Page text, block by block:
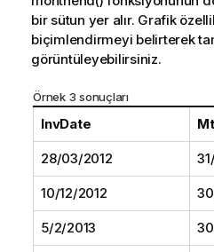
bir sütun yer alır. Grafik
biçimlendirmeyi belirterek
görüntüleyebilirsiniz.
Örnek 3 sonuçları
InvDate
28/03/2012
10/12/2012
5/2/2013